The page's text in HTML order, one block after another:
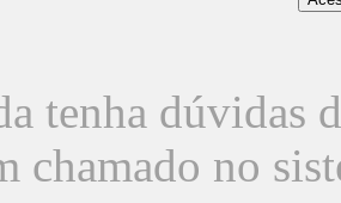
tenha dúvidas
chamado no